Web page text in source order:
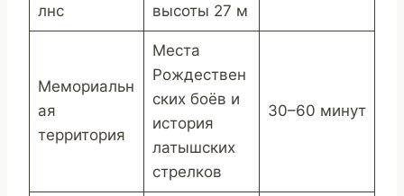
лнс
высоты 27 м
Мемориальн
ая
территория
Места
Рождествен
ских боёв и
история
латышских
стрелков
30–60 минут